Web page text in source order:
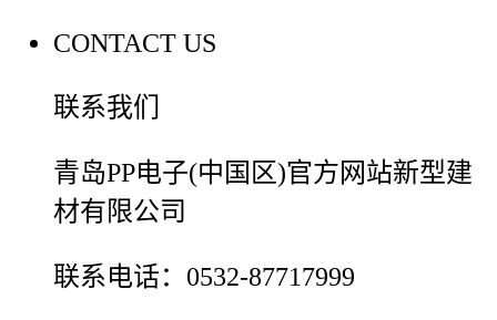
CONTACT US
联系我们
青岛PP电子(中国区)官方网站新型建
材有限公司
联系电话：0532-87717999